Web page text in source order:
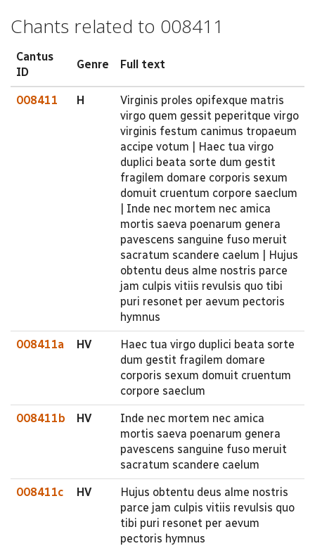
Chants related to 008411
Cantus
ID
Genre Full text
008411 H
Virginis proles opifexque matris
virgo quem gessit peperitque virgo
virginis festum canimus tropaeum
accipe votum | Haec tua virgo
duplici beata sorte dum gestit
fragilem domare corporis sexum
domuit cruentum corpore saeclum
| Inde nec mortem nec amica
mortis saeva poenarum genera
pavescens sanguine fuso meruit
sacratum scandere caelum | Hujus
obtentu deus alme nostris parce
jam culpis vitiis revulsis quo tibi
puri resonet per aevum pectoris
hymnus
008411a HV
Haec tua virgo duplici beata sorte
dum gestit fragilem domare
corporis sexum domuit cruentum
corpore saeclum
008411b HV
Inde nec mortem nec amica
mortis saeva poenarum genera
pavescens sanguine fuso meruit
sacratum scandere caelum
008411c HV
Hujus obtentu deus alme nostris
parce jam culpis vitiis revulsis quo
tibi puri resonet per aevum
pectoris hymnus